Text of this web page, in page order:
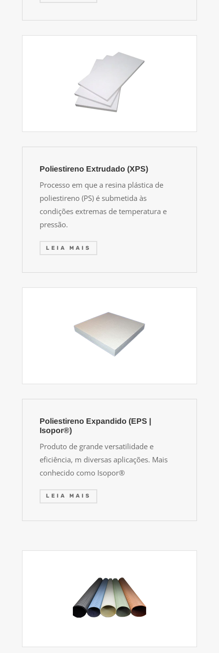
Poliestireno Extrudado (XPS)
Processo em que a resina plástica de
poliestireno (PS) é submetida às
condições extremas de temperatura e
pressão.
LEIA MAIS
Poliestireno Expandido (EPS |
Isopor®)
Produto de grande versatilidade e
eficiência, m diversas aplicações. Mais
conhecido como Isopor®
LEIA MAIS